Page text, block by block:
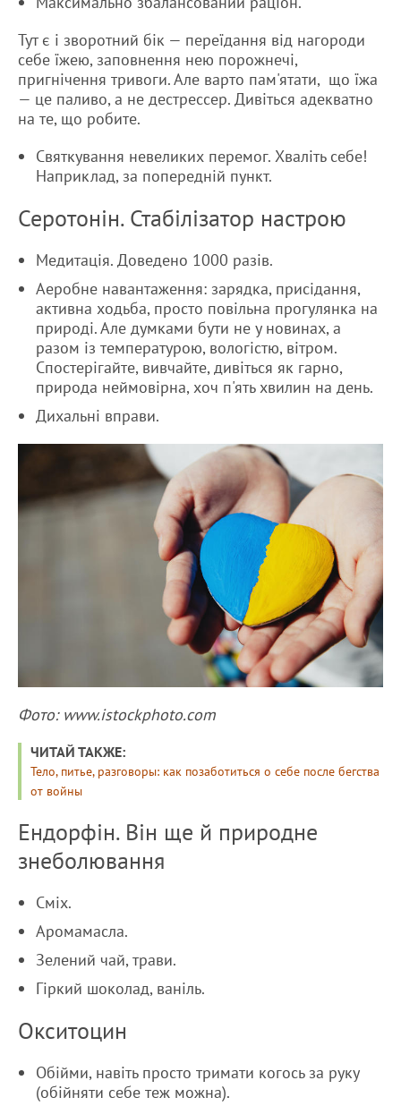
Тут є і зворотний бік — переїдання від нагороди
себе їжею, заповнення нею порожнечі,
пригнічення тривоги. Але варто пам'ятати, що їжа
— це паливо, а не дестрессер. Дивіться адекватно
на те, що робите.
Святкування невеликих перемог. Хваліть себе!
Наприклад, за попередній пункт.
Серотонін. Стабілізатор настрою
Медитація. Доведено 1000 разів.
Аеробне навантаження: зарядка, присідання,
активна ходьба, просто повільна прогулянка на
природі. Але думками бути не у новинах, а
разом із температурою, вологістю, вітром.
Спостерігайте, вивчайте, дивіться як гарно,
природа неймовірна, хоч п'ять хвилин на день.
Дихальні вправи.
Фото: www.istockphoto.com
ЧИТАЙ ТАКЖЕ:
Тело, питье, разговоры: как позаботиться о себе после бегства
от войны
Ендорфін. Він ще й природне
знеболювання
Сміх.
Аромамасла.
Зелений чай, трави.
Гіркий шоколад, ваніль.
Окситоцин
Обійми, навіть просто тримати когось за руку
(обійняти себе теж можна).